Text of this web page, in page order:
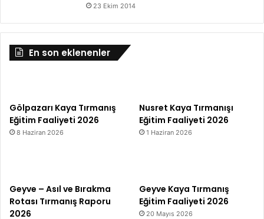
23 Ekim 2014
En son eklenenler
Gölpazarı Kaya Tırmanış
Eğitim Faaliyeti 2026
8 Haziran 2026
Nusret Kaya Tırmanışı
Eğitim Faaliyeti 2026
1 Haziran 2026
Geyve – Asıl ve Bırakma
Rotası Tırmanış Raporu
2026
Geyve Kaya Tırmanış
Eğitim Faaliyeti 2026
20 Mayıs 2026